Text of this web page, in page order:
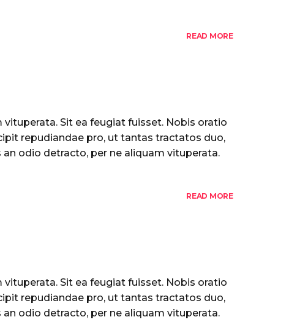
READ MORE
Sit ea feugiat fuisset. Nobis oratio
repudiandae pro, ut tantas tractatos duo,
odio detracto, per ne aliquam vituperata.
READ MORE
Sit ea feugiat fuisset. Nobis oratio
repudiandae pro, ut tantas tractatos duo,
odio detracto, per ne aliquam vituperata.